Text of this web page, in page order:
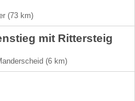
(73 km)
mit Rittersteig
(6 km)